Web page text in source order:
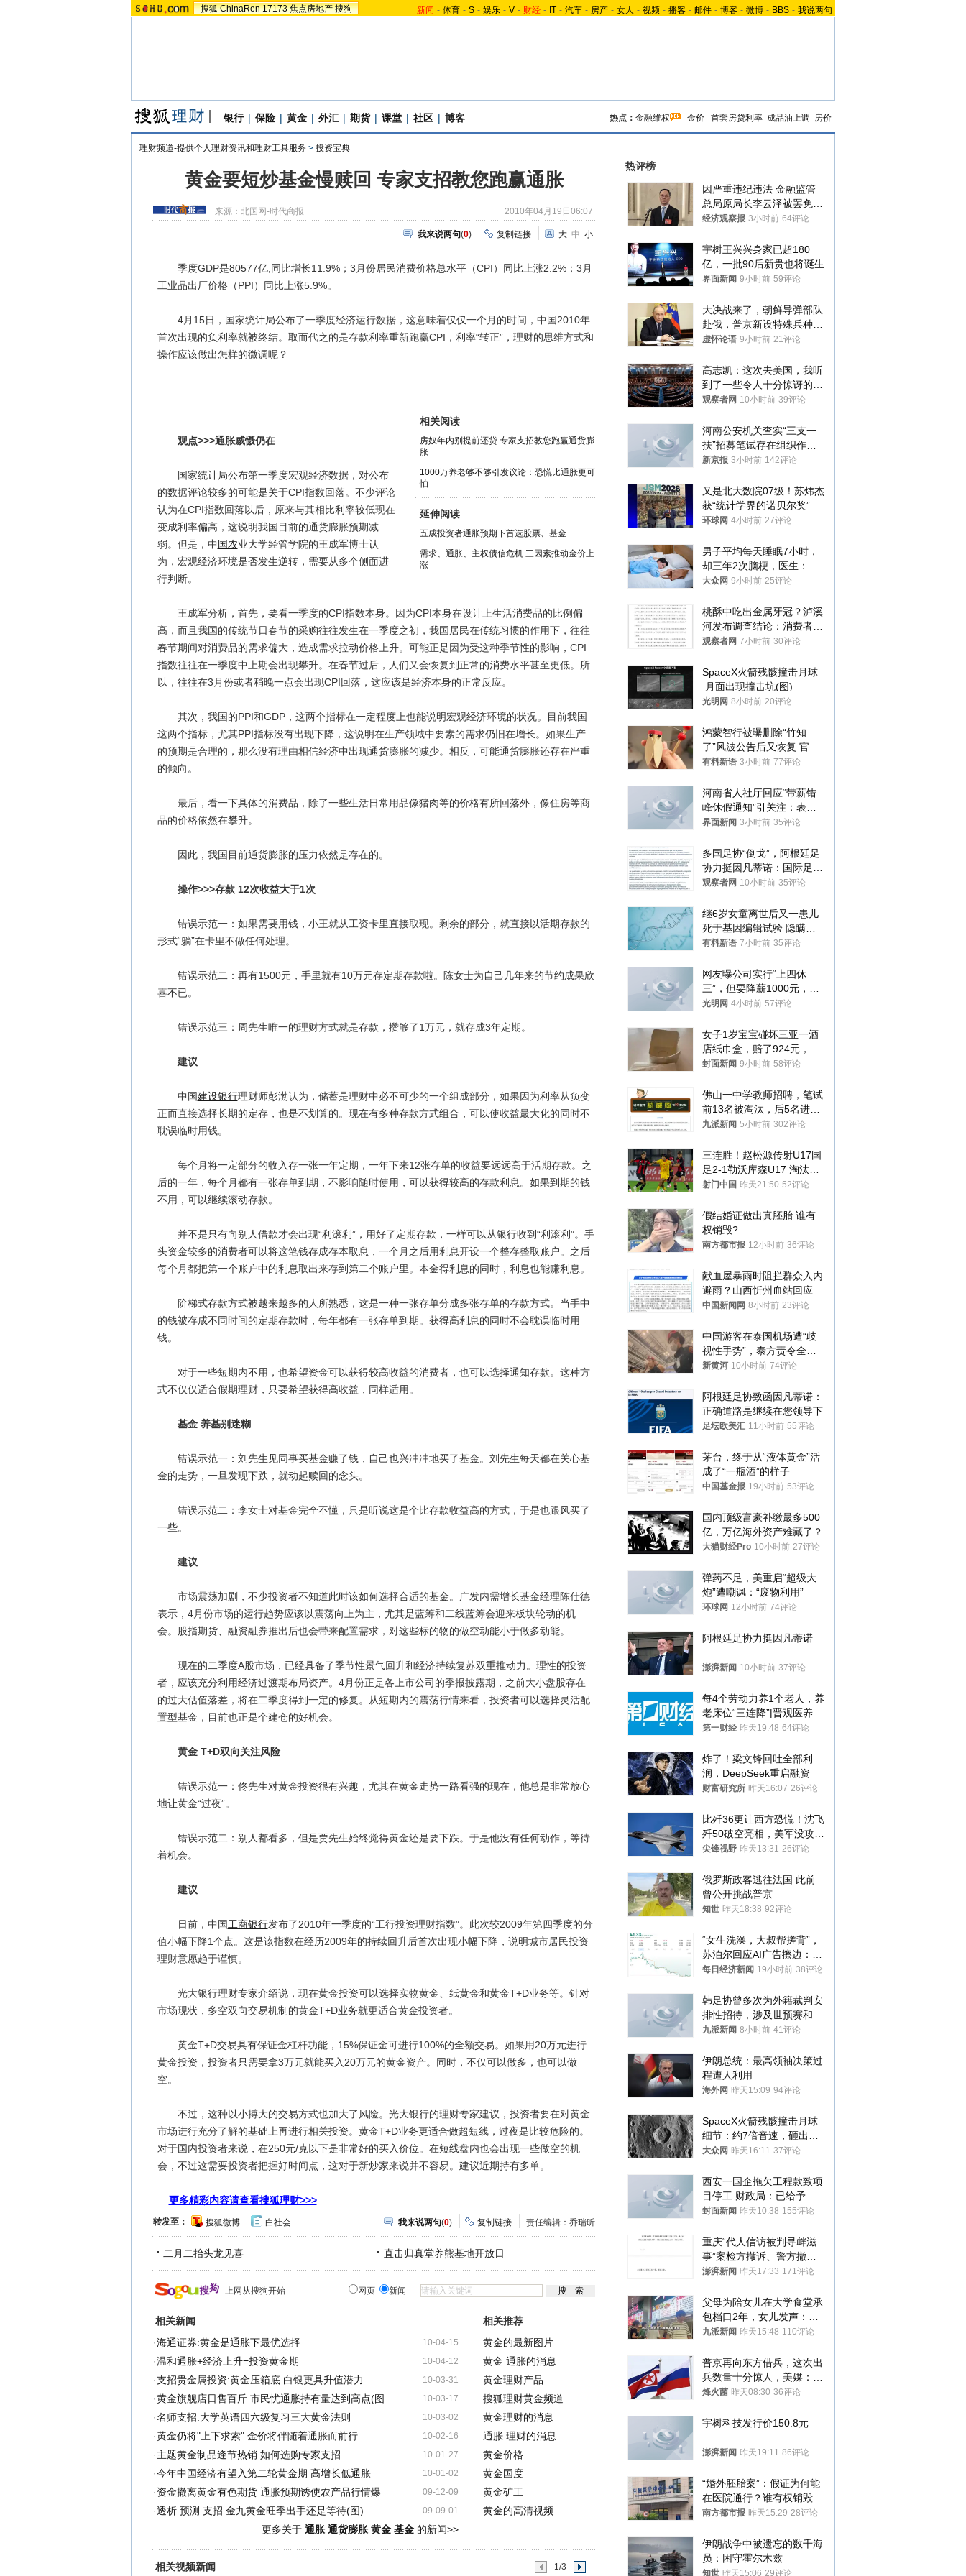
搜狐 ChinaRen 17173 焦点房地产 搜狗 新闻 - 体育 - S - 娱乐 - V - 财经 - IT - 汽车 - 房产 - 女人 - 视频 - 播客 - 邮件 - 博客 - 微博 - BBS - 我说两句
银行 | 保险 | 黄金 | 外汇 | 期货 | 课堂 | 社区 | 博客 热点： 金融维权 金价 首套房贷利率 成品油上调 房价
理财频道-提供个人理财资讯和理财工具服务 > 投资宝典
黄金要短炒基金慢赎回 专家支招教您跑赢通胀
来源： 北国网-时代商报 2010年04月19日06:07
我来说两句(0) 复制链接 大 中 小
季度GDP是80577亿,同比增长11.9%；3月份居民消费价格总水平（CPI）同比上涨2.2%；3月
工业品出厂价格（PPI）同比上涨5.9%。
4月15日，国家统计局公布了一季度经济运行数据，这意味着仅仅一个月的时间，中国2010年
首次出现的负利率就被终结。取而代之的是存款利率重新跑赢CPI，利率“转正”，理财的思维方式和
操作应该做出怎样的微调呢？
相关阅读
房奴年内别提前还贷 专家支招教您跑赢通货膨
胀
1000万养老够不够引发议论：恐慌比通胀更可
怕
延伸阅读
五成投资者通胀预期下首选股票、基金
需求、通胀、主权债信危机 三因素推动金价上
涨
观点>>>通胀威慑仍在
国家统计局公布第一季度宏观经济数据，对公布
的数据评论较多的可能是关于CPI指数回落。不少评论
认为在CPI指数回落以后，原来与其相比利率较低现在
变成利率偏高，这说明我国目前的通货膨胀预期减
弱。但是，中 国农业大学经管学院的王成军博士认
为，宏观经济环境是否发生逆转，需要从多个侧面进
行判断。
王成军分析，首先，要看一季度的CPI指数本身。因为CPI本身在设计上生活消费品的比例偏
高，而且我国的传统节日春节的采购往往发生在一季度之初，我国居民在传统习惯的作用下，往往
春节期间对消费品的需求偏大，造成需求拉动价格上升。可能正是因为受这种季节性的影响，CPI
指数往往在一季度中上期会出现攀升。在春节过后，人们又会恢复到正常的消费水平甚至更低。所
以，往往在3月份或者稍晚一点会出现CPI回落，这应该是经济本身的正常反应。
其次，我国的PPI和GDP，这两个指标在一定程度上也能说明宏观经济环境的状况。目前我国
这两个指标，尤其PPI指标没有出现下降，这说明在生产领域中要素的需求仍旧在增长。如果生产
的预期是合理的，那么没有理由相信经济中出现通货膨胀的减少。相反，可能通货膨胀还存在严重
的倾向。
最后，看一下具体的消费品，除了一些生活日常用品像猪肉等的价格有所回落外，像住房等商
品的价格依然在攀升。
因此，我国目前通货膨胀的压力依然是存在的。
操作>>>存款 12次收益大于1次
错误示范一：如果需要用钱，小王就从工资卡里直接取现。剩余的部分，就直接以活期存款的
形式“躺”在卡里不做任何处理。
错误示范二：再有1500元，手里就有10万元存定期存款啦。陈女士为自己几年来的节约成果欣
喜不已。
错误示范三：周先生唯一的理财方式就是存款，攒够了1万元，就存成3年定期。
建议
中国建设银行理财师彭渤认为，储蓄是理财中必不可少的一个组成部分，如果因为利率从负变
正而直接选择长期的定存，也是不划算的。现在有多种存款方式组合，可以使收益最大化的同时不
耽误临时用钱。
每个月将一定部分的收入存一张一年定期，一年下来12张存单的收益要远远高于活期存款。之
后的一年，每个月都有一张存单到期，不影响随时使用，可以获得较高的存款利息。如果到期的钱
不用，可以继续滚动存款。
并不是只有向别人借款才会出现“利滚利”，用好了定期存款，一样可以从银行收到“利滚利”。手
头资金较多的消费者可以将这笔钱存成存本取息，一个月之后用利息开设一个整存整取账户。之后
每个月都把第一个账户中的利息取出来存到第二个账户里。本金得利息的同时，利息也能赚利息。
阶梯式存款方式被越来越多的人所熟悉，这是一种一张存单分成多张存单的存款方式。当手中
的钱被存成不同时间的定期存款时，每年都有一张存单到期。获得高利息的同时不会耽误临时用
钱。
对于一些短期内不用，也希望资金可以获得较高收益的消费者，也可以选择通知存款。这种方
式不仅仅适合假期理财，只要希望获得高收益，同样适用。
基金 养基别迷糊
错误示范一：刘先生见同事买基金赚了钱，自己也兴冲冲地买了基金。刘先生每天都在关心基
金的走势，一旦发现下跌，就动起赎回的念头。
错误示范二：李女士对基金完全不懂，只是听说这是个比存款收益高的方式，于是也跟风买了
一些。
建议
市场震荡加剧，不少投资者不知道此时该如何选择合适的基金。广发内需增长基金经理陈仕德
表示，4月份市场的运行趋势应该以震荡向上为主，尤其是蓝筹和二线蓝筹会迎来板块轮动的机
会。股指期货、融资融券推出后也会带来配置需求，对这些标的物的做空动能小于做多动能。
现在的二季度A股市场，已经具备了季节性景气回升和经济持续复苏双重推动力。理性的投资
者，应该充分利用经济过渡期布局资产。4月份正是各上市公司的季报披露期，之前大小盘股存在
的过大估值落差，将在二季度得到一定的修复。从短期内的震荡行情来看，投资者可以选择灵活配
置型基金，目前也正是个建仓的好机会。
黄金 T+D双向关注风险
错误示范一：佟先生对黄金投资很有兴趣，尤其在黄金走势一路看强的现在，他总是非常放心
地让黄金“过夜”。
错误示范二：别人都看多，但是贾先生始终觉得黄金还是要下跌。于是他没有任何动作，等待
着机会。
建议
日前，中国工商银行发布了2010年一季度的“工行投资理财指数”。此次较2009年第四季度的分
值小幅下降1个点。这是该指数在经历2009年的持续回升后首次出现小幅下降，说明城市居民投资
理财意愿趋于谨慎。
光大银行理财专家介绍说，现在黄金投资可以选择实物黄金、纸黄金和黄金T+D业务等。针对
市场现状，多空双向交易机制的黄金T+D业务就更适合黄金投资者。
黄金T+D交易具有保证金杠杆功能，15%保证金可进行100%的全额交易。如果用20万元进行
黄金投资，投资者只需要拿3万元就能买入20万元的黄金资产。同时，不仅可以做多，也可以做
空。
不过，这种以小搏大的交易方式也加大了风险。光大银行的理财专家建议，投资者要在对黄金
市场进行充分了解的基础上再进行相关投资。黄金T+D业务更适合做超短线，过夜是比较危险的。
对于国内投资者来说，在250元/克以下是非常好的买入价位。在短线盘内也会出现一些做空的机
会，不过这需要投资者把握好时间点，这对于新炒家来说并不容易。建议近期持有多单。
更多精彩内容请查看搜狐理财>>>
转发至： 搜狐微博 白社会 我来说两句(0) 复制链接 责任编辑：乔瑞昕
二月二抬头龙见喜 直击归真堂养熊基地开放日
上网从搜狗开始 网页 新闻
相关新闻
10-04-15
·海通证券:黄金是通胀下最优选择
10-04-12
·温和通胀+经济上升=投资黄金期
10-03-31
·支招贵金属投资:黄金压箱底 白银更具升值潜力
10-03-17
·黄金旗舰店日售百斤 市民忧通胀持有量达到高点(图
10-03-02
·名师支招:大学英语四六级复习三大黄金法则
10-02-16
·黄金仍将"上下求索" 金价将伴随着通胀而前行
10-01-27
·主题黄金制品逢节热销 如何选购专家支招
10-01-02
·今年中国经济有望入第二轮黄金期 高增长低通胀
09-12-09
·资金撤离黄金有色期货 通胀预期诱使农产品行情爆
09-09-01
·透析 预测 支招 金九黄金旺季出手还是等待(图)
更多关于 通胀 通货膨胀 黄金 基金的新闻>>
相关推荐
黄金的最新图片
黄金 通胀的消息
黄金理财产品
搜狐理财黄金频道
黄金理财的消息
通胀 理财的消息
黄金价格
黄金国度
黄金矿工
黄金的高清视频
相关视频新闻 1/3
热评榜
因严重违纪违法 金融监管
总局原局长李云泽被罢免全
国人大代表
经济观察报 3小时前 64评论
宇树王兴兴身家已超180
亿，一批90后新贵也将诞生
界面新闻 9小时前 59评论
大决战来了，朝鲜导弹部队
赴俄，普京新设特殊兵种，
76岁老将扛旗
虚怀论语 9小时前 21评论
高志凯：这次去美国，我听
到了一些令人十分惊讶的消
息
观察者网 10小时前 39评论
河南公安机关查实“三支一
扶”招募笔试存在组织作弊
犯罪行为
新京报 3小时前 142评论
又是北大数院07级！苏炜杰
获“统计学界的诺贝尔奖”
环球网 4小时前 27评论
男子平均每天睡眠7小时，
却三年2次脑梗，医生：这
样睡觉更伤身
大众网 9小时前 25评论
桃酥中吃出金属牙冠？泸溪
河发布调查结论：消费者已
澄清，所发视频情况不属实
观察者网 7小时前 30评论
SpaceX火箭残骸撞击月球
月面出现撞击坑(图)
光明网 8小时前 20评论
鸿蒙智行被曝删除“竹知
了”风波公告后又恢复 官媒
曾力挺：劝华为要大度的，
有料新语 3小时前 77评论
河南省人社厅回应“带薪错
峰休假通知”引关注：表述
不够准确，待修改后印发
界面新闻 3小时前 35评论
多国足协“倒戈”，阿根廷足
协力挺因凡蒂诺：国际足联
今后应继续在其领导下前行
观察者网 10小时前 35评论
继6岁女童离世后又一患儿
死于基因编辑试验 隐瞒一
年才对外披露
有料新语 7小时前 35评论
网友曝公司实行“上四休
三”，但要降薪1000元，不
接受只能辞职
光明网 4小时前 57评论
女子1岁宝宝碰坏三亚一酒
店纸巾盒，赔了924元，发
帖吐槽后酒店退还一半的
封面新闻 9小时前 58评论
佛山一中学教师招聘，笔试
前13名被淘汰，后5名进体
检，被疑萝卜岗，官方通
九派新闻 5小时前 302评论
三连胜！赵松源传射U17国
足2-1勒沃库森U17 淘汰赛
将战河床
射门中国 昨天21:50 52评论
假结婚证做出真胚胎 谁有
权销毁?
南方都市报 12小时前 36评论
献血屋暴雨时阻拦群众入内
避雨？山西忻州血站回应
中国新闻网 8小时前 23评论
中国游客在泰国机场遭“歧
视性手势”，泰方责令全面
调查，对责任人采取最严厉
新黄河 10小时前 74评论
阿根廷足协致函因凡蒂诺：
正确道路是继续在您领导下
足坛欧美汇 11小时前 55评论
茅台，终于从“液体黄金”活
成了“一瓶酒”的样子
中国基金报 19小时前 53评论
国内顶级富豪补缴最多500
亿，万亿海外资产难藏了？
大猫财经Pro 10小时前 27评论
弹药不足，美重启“超级大
炮”遭嘲讽：“废物利用”
环球网 12小时前 74评论
阿根廷足协力挺因凡蒂诺
澎湃新闻 10小时前 37评论
每4个劳动力养1个老人，养
老床位“三连降”|晋观医养
第一财经 昨天19:48 64评论
炸了！梁文锋回吐全部利
润，DeepSeek重启融资
财富研究所 昨天16:07 26评论
比歼36更让西方恐慌！沈飞
歼50破空亮相，美军没攻克
的技术被拿下
尖锋视野 昨天13:31 26评论
俄罗斯政客逃往法国 此前
曾公开挑战普京
知世 昨天18:38 92评论
“女生洗澡，大叔帮搓背”，
苏泊尔回应AI广告擦边：视
频全下架，已强化内容管理
每日经济新闻 19小时前 38评论
韩足协曾多次为外籍裁判安
排性招待，涉及世预赛和奥
预赛，韩足协回应
九派新闻 8小时前 41评论
伊朗总统：最高领袖决策过
程遭人利用
海外网 昨天15:09 94评论
SpaceX火箭残骸撞击月球
细节：约7倍音速，砸出直
径约30米撞击坑
大众网 昨天16:11 37评论
西安一国企拖欠工程款致项
目停工 财政局：已给予处
分，正督促整改
封面新闻 昨天10:38 155评论
重庆“代人信访被判寻衅滋
事”案检方撤诉、警方撤
案，两被告人获国赔
澎湃新闻 昨天17:33 171评论
父母为陪女儿在大学食堂承
包档口2年，女儿发声：初
衷是为了陪伴，毕业后将不
九派新闻 昨天15:48 110评论
普京再向东方借兵，这次出
兵数量十分惊人，美媒：俄
朝要动真格？
烽火菌 昨天08:30 36评论
宇树科技发行价150.8元
澎湃新闻 昨天19:11 86评论
“婚外胚胎案”：假证为何能
在医院通行？谁有权销毁胚
胎？
南方都市报 昨天15:29 28评论
伊朗战争中被遗忘的数千海
员：困守霍尔木兹
知世 昨天15:06 29评论